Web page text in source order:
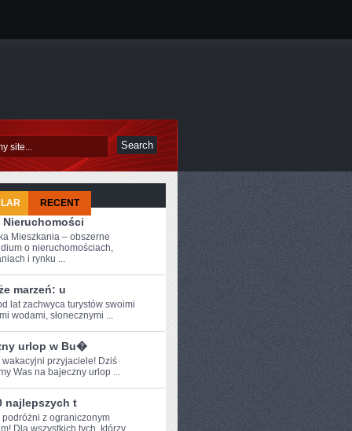
RECENT
Nieruchomości
Mieszkania – obszerne
o nieruchomościach,
i rynku ...
marzeń: u
⁣lat zachwyca turystów swoimi
wodami, słonecznymi ...
urlop w Bu�
wakacyjni przyjaciele! Dziś​
Was na bajeczny urlop ...
najlepszych t
podróżni z ograniczonym
Dla wszystkich tych, którzy ...